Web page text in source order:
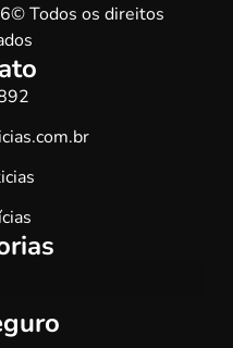
Todos os direitos